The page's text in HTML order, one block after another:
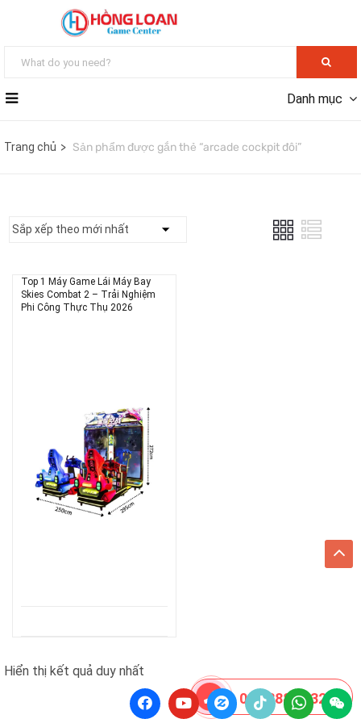
Danh mục
Trang chủ Sản phẩm được gắn thẻ “arcade cockpit đôi”
Top 1 Máy Game Lái Máy Bay
Skies Combat 2 – Trải Nghiệm
Phi Công Thực Thụ 2026
Hiển thị kết quả duy nhất
08 8888 0532